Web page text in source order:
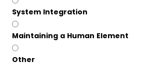
System Integration
Maintaining a Human Element
Other